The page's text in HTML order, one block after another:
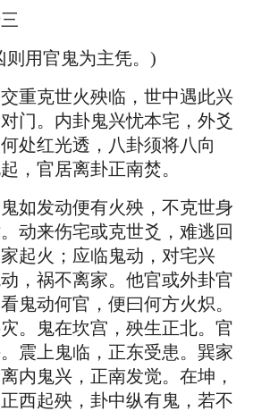
则用官鬼为主凭。)
重克世火殃临，世中遇此兴
门。内卦鬼兴忧本宅，外爻
处红光透，八卦须将八向
，官居离卦正南焚。
如发动便有火殃，不克世身
动来伤宅或克世爻，难逃回
起火；应临鬼动，对宅兴
，祸不离家。他官或外卦官
鬼动何官，便曰何方火炽。
。鬼在坎宫，殃生正北。官
震上鬼临，正东受患。巽家
内鬼兴，正南发觉。在坤，
西起殃，卦中纵有鬼，若不